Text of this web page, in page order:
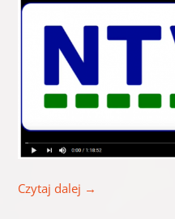
Czytaj dalej →